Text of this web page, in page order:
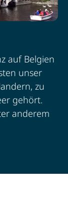
auf Belgien
unser
zu
gehört.
anderem